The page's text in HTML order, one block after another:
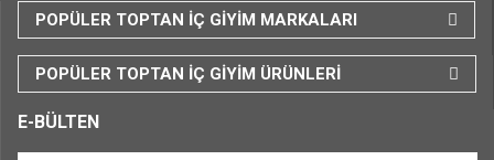
POPÜLER TOPTAN İÇ GİYİM MARKALARI
POPÜLER TOPTAN İÇ GİYİM ÜRÜNLERİ
E-BÜLTEN